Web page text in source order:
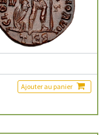
Ajouter au panier